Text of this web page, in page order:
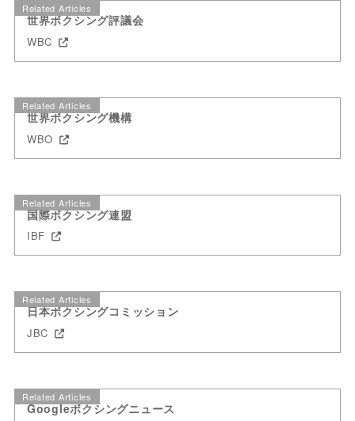
Related Articles
世界ボクシング評議会
WBC
Related Articles
世界ボクシング機構
WBO
Related Articles
国際ボクシング連盟
IBF
Related Articles
日本ボクシングコミッション
JBC
Related Articles
Googleボクシングニュース